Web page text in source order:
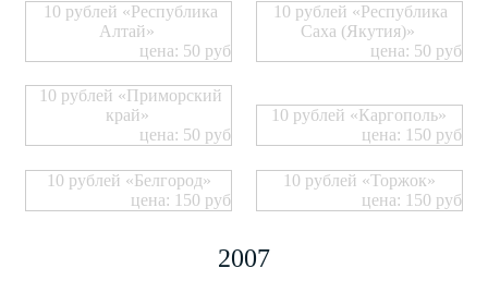
10 рублей «Республика
Алтай»
цена: 50 руб
10 рублей «Республика
Саха (Якутия)»
цена: 50 руб
10 рублей «Приморский
край»
цена: 50 руб
10 рублей «Каргополь»
цена: 150 руб
10 рублей «Белгород»
цена: 150 руб
10 рублей «Торжок»
цена: 150 руб
2007